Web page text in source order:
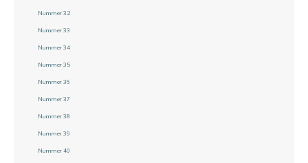
Nummer 32
Nummer 33
Nummer 34
Nummer 35
Nummer 36
Nummer 37
Nummer 38
Nummer 39
Nummer 40